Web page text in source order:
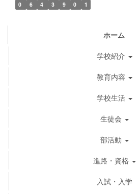
0 6 4 3 9 0 1
ホーム
学校紹介
教育内容
学校生活
生徒会
部活動
進路・資格
入試・入学